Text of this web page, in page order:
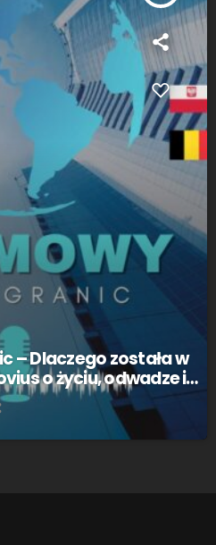
– Dlaczego została w
o życiu, odwadze i